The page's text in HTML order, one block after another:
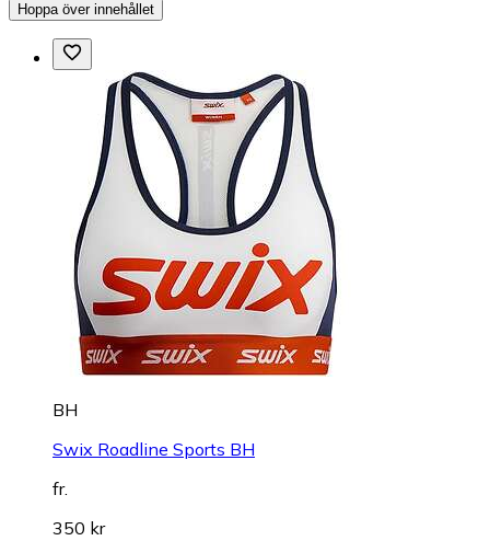
Hoppa över innehållet
BH
Swix Roadline Sports BH
fr.
350 kr